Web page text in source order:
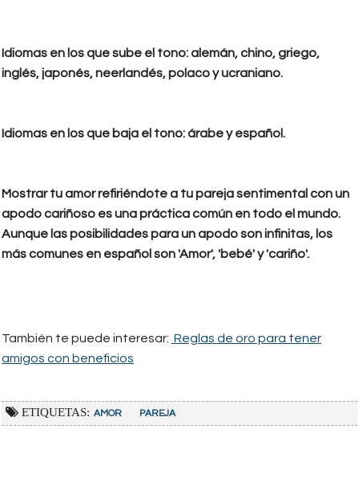
Idiomas en los que sube el tono: alemán, chino, griego,
inglés, japonés, neerlandés, polaco y ucraniano.
Idiomas en los que baja el tono: árabe y español.
Mostrar tu amor refiriéndote a tu pareja sentimental con un
apodo cariñoso es una práctica común en todo el mundo.
Aunque las posibilidades para un apodo son infinitas, los
más comunes en español son 'Amor', 'bebé' y 'cariño'.
También te puede interesar: Reglas de oro para tener
amigos con beneficios
ETIQUETAS: AMOR PAREJA